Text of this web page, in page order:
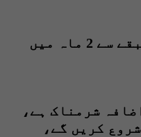
حکومت نے تنخواہ دار طبقے سے 2 ماہ میں
شرمناک ہے،
شروع کریں گے،